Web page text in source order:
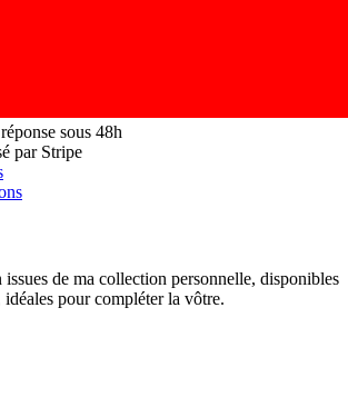
sous 48h
par Stripe
issues de ma collection personnelle, disponibles
idéales pour compléter la vôtre.